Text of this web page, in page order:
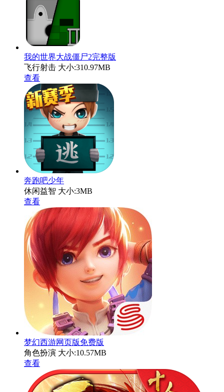
我的世界大战僵尸2完整版
飞行射击 大小:310.97MB
查看
奔跑吧少年
休闲益智 大小:3MB
查看
梦幻西游网页版免费版
角色扮演 大小:10.57MB
查看